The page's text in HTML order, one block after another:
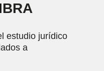
estudio jurídico
a